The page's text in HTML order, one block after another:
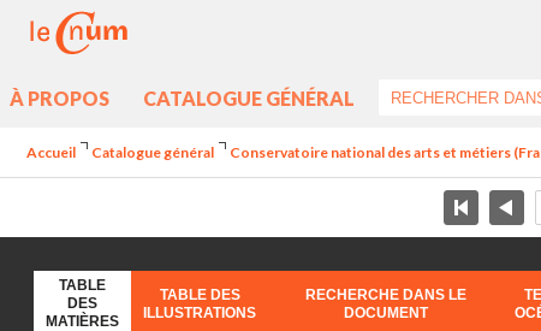
À PROPOS CATALOGUE GÉNÉRAL
Accueil Catalogue général Conservatoire national des arts et métiers
TABLE
DES
MATIÈRES
TABLE DES
ILLUSTRATIONS
RECHERCHE DANS LE
DOCUMENT